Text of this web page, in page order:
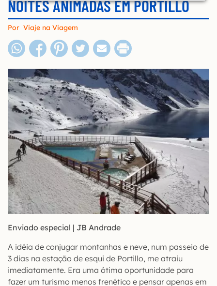
NOITES ANIMADAS EM PORTILLO
Por Viaje na Viagem
Enviado especial | JB Andrade
A idéia de conjugar montanhas e neve, num passeio de
3 dias na estação de esqui de Portillo, me atraiu
imediatamente. Era uma ótima oportunidade para
fazer um turismo menos frenético e pensar apenas em